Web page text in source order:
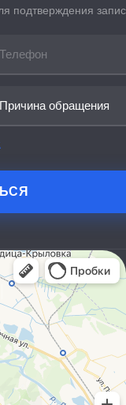
подтверждения